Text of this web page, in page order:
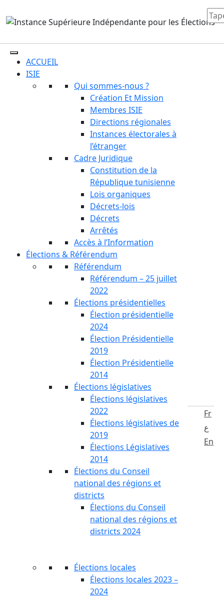
ACCUEIL
ISIE
Qui sommes-nous ?
Création Et Mission
Membres ISIE
Directions régionales
Instances électorales à
l’étranger
Cadre Juridique
Constitution de la
République tunisienne
Lois organiques
Décrets-lois
Décrets
Arrêtés
Accès à l’Information
Élections & Référendum
Référendum
Référendum – 25 juillet
2022
Élections présidentielles
Élection présidentielle
2024
Élection Présidentielle
2019
Élection Présidentielle
2014
Élections législatives
Élections législatives
2022
Élections législatives de
2019
Élections Législatives
2014
Élections du Conseil
national des régions et
districts
Élections du Conseil
national des régions et
districts 2024
Élections locales
Élections locales 2023 –
2024
Fr
ع
En